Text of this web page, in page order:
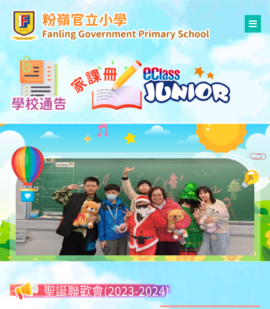
聖誕聯歡會(2023-2024)